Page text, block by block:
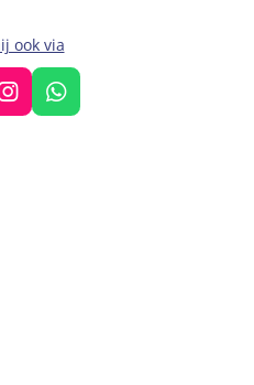
ook via
I
n
W
h